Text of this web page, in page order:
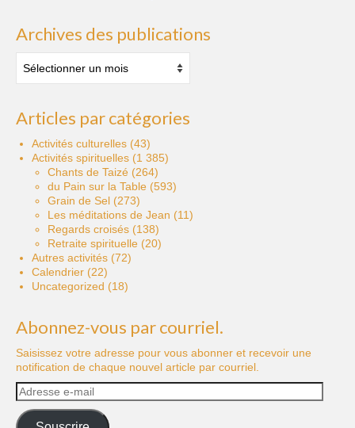
Archives des publications
des
publications
Articles par catégories
Activités culturelles (43)
Activités spirituelles (1 385)
Chants de Taizé (264)
du Pain sur la Table (593)
Grain de Sel (273)
Les méditations de Jean (11)
Regards croisés (138)
Retraite spirituelle (20)
Autres activités (72)
Calendrier (22)
Uncategorized (18)
Abonnez-vous par courriel.
Saisissez votre adresse pour vous abonner et recevoir une
notification de chaque nouvel article par courriel.
Adresse
e-
mail